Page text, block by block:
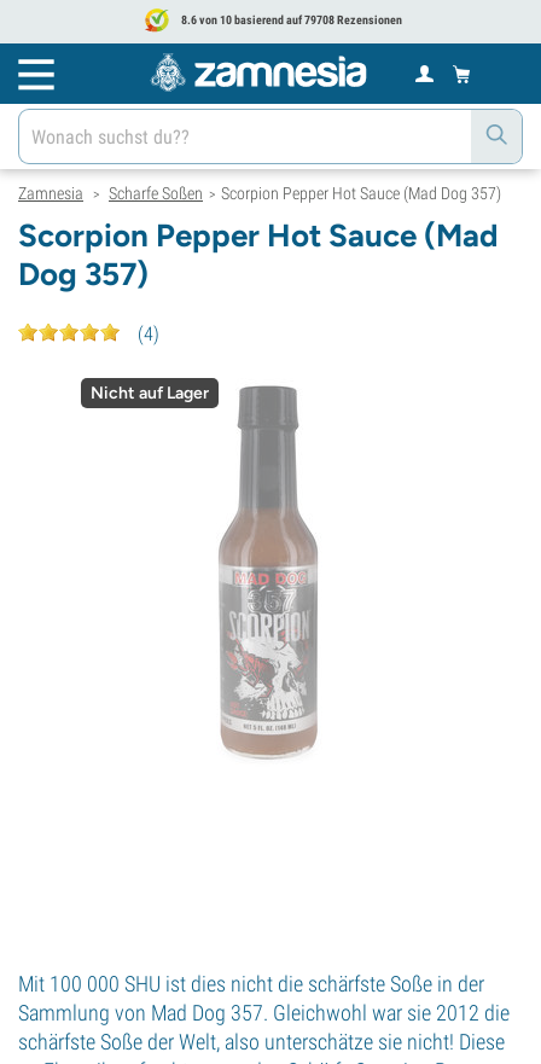
8.6 von 10 basierend auf 79708 Rezensionen
Zamnesia > Scharfe Soßen > Scorpion Pepper Hot Sauce (Mad Dog 357)
Scorpion Pepper Hot Sauce (Mad
Dog 357)
(4)
Nicht auf Lager
Mit 100 000 SHU ist dies nicht die schärfste Soße in der
Sammlung von Mad Dog 357. Gleichwohl war sie 2012 die
schärfste Soße der Welt, also unterschätze sie nicht! Diese